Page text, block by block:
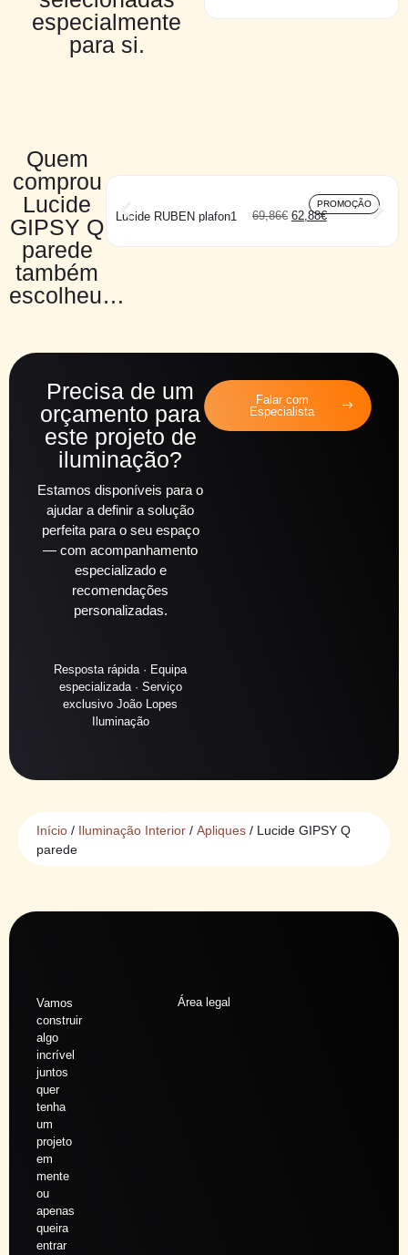
especialmente
para si.
Quem
comprou
Lucide
GIPSY Q
parede
também
escolheu…
PROMOÇÃO
Lucide RUBEN plafon1 69,86€ 62,88€
Precisa de um
orçamento para
este projeto de
iluminação?
Estamos disponíveis para o
ajudar a definir a solução
perfeita para o seu espaço
— com acompanhamento
especializado e
recomendações
personalizadas.
Resposta rápida · Equipa
especializada · Serviço
exclusivo João Lopes
Iluminação
Falar com
Especialista
Início / Iluminação Interior / Apliques / Lucide GIPSY Q
parede
Vamos
construir
algo
incrível
juntos
quer
tenha
um
projeto
em
mente
ou
apenas
queira
entrar
Área legal